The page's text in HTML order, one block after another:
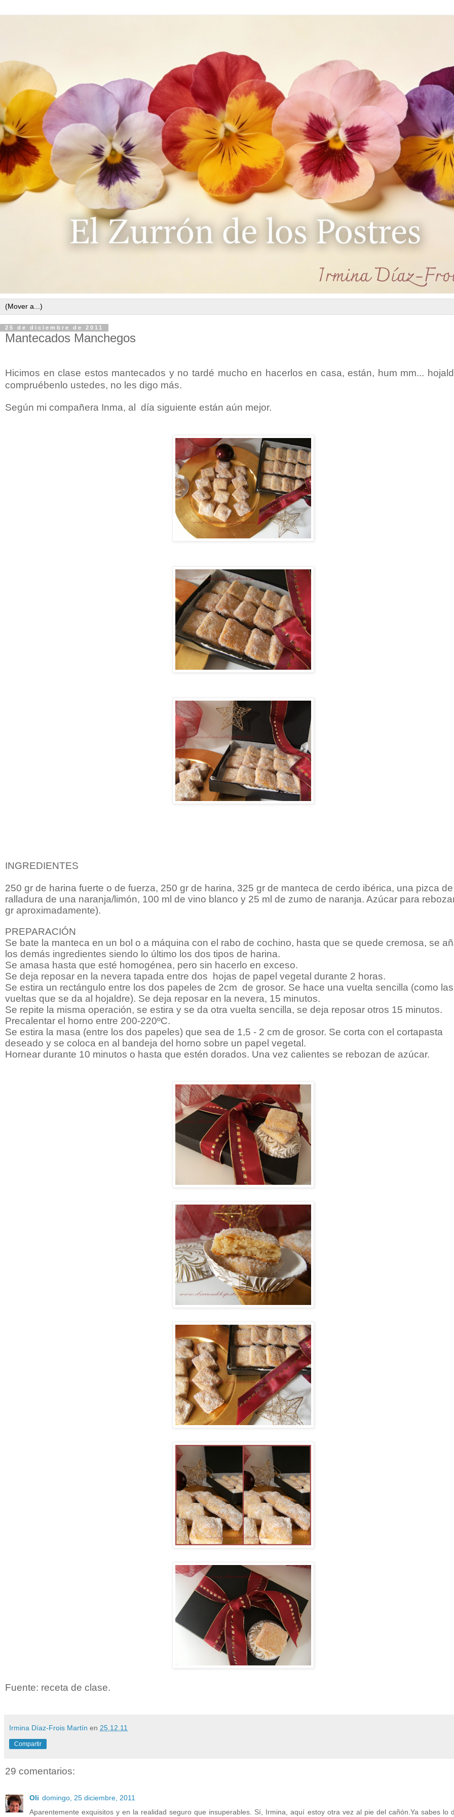
25 de diciembre de 2011
Mantecados Manchegos
Hicimos en clase estos mantecados y no tardé mucho en hacerlos en casa, están, hum mm...
compruébenlo ustedes, no les digo más.
Según mi compañera Inma, al día siguiente están aún mejor.
INGREDIENTES
250 gr de harina fuerte o de fuerza, 250 gr de harina, 325 gr de manteca de cerdo ibérica, una pizca
ralladura de una naranja/limón, 100 ml de vino blanco y 25 ml de zumo de naranja. Azúcar para
gr aproximadamente).
PREPARACIÓN
Se bate la manteca en un bol o a máquina con el rabo de cochino, hasta que se quede cremosa, se
los demás ingredientes siendo lo último los dos tipos de harina.
Se amasa hasta que esté homogénea, pero sin hacerlo en exceso.
Se deja reposar en la nevera tapada entre dos hojas de papel vegetal durante 2 horas.
Se estira un rectángulo entre los dos papeles de 2cm de grosor. Se hace una vuelta sencilla (como las
vueltas que se da al hojaldre). Se deja reposar en la nevera, 15 minutos.
Se repite la misma operación, se estira y se da otra vuelta sencilla, se deja reposar otros 15 minutos.
Precalentar el horno entre 200-220ºC.
Se estira la masa (entre los dos papeles) que sea de 1,5 - 2 cm de grosor. Se corta con el cortapasta
deseado y se coloca en al bandeja del horno sobre un papel vegetal.
Hornear durante 10 minutos o hasta que estén dorados. Una vez calientes se rebozan de azúcar.
Fuente: receta de clase.
Irmina Díaz-Frois Martín en 25.12.11
Compartir
29 comentarios:
Oli domingo, 25 diciembre, 2011
Aparentemente exquisitos y en la realidad seguro que insuperables. Sí, Irmina, aquí estoy otra vez al pie del cañón.Ya sabes lo